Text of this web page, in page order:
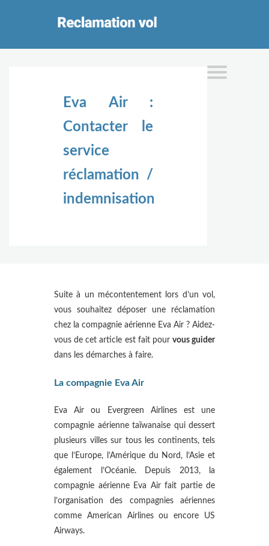
Eva Air :
Contacter le
service
réclamation /
indemnisation
Suite à un mécontentement lors d’un vol,
vous souhaitez déposer une réclamation
chez la compagnie aérienne Eva Air ? Aidez-
vous de cet article est fait pour vous guider
dans les démarches à faire.
La compagnie Eva Air
Eva Air ou Evergreen Airlines est une
compagnie aérienne taïwanaise qui dessert
plusieurs villes sur tous les continents, tels
que l’Europe, l’Amérique du Nord, l’Asie et
également l’Océanie. Depuis 2013, la
compagnie aérienne Eva Air fait partie de
l’organisation des compagnies aériennes
comme American Airlines ou encore US
Airways.